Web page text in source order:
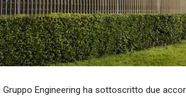
Gruppo Engineering ha sottoscritto due